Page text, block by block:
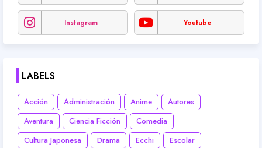
Instagram Youtube
LABELS
Acción Administración Anime
Autores
Aventura
Ciencia Ficción
Comedia
Cultura Japonesa
Drama Ecchi
Escolar